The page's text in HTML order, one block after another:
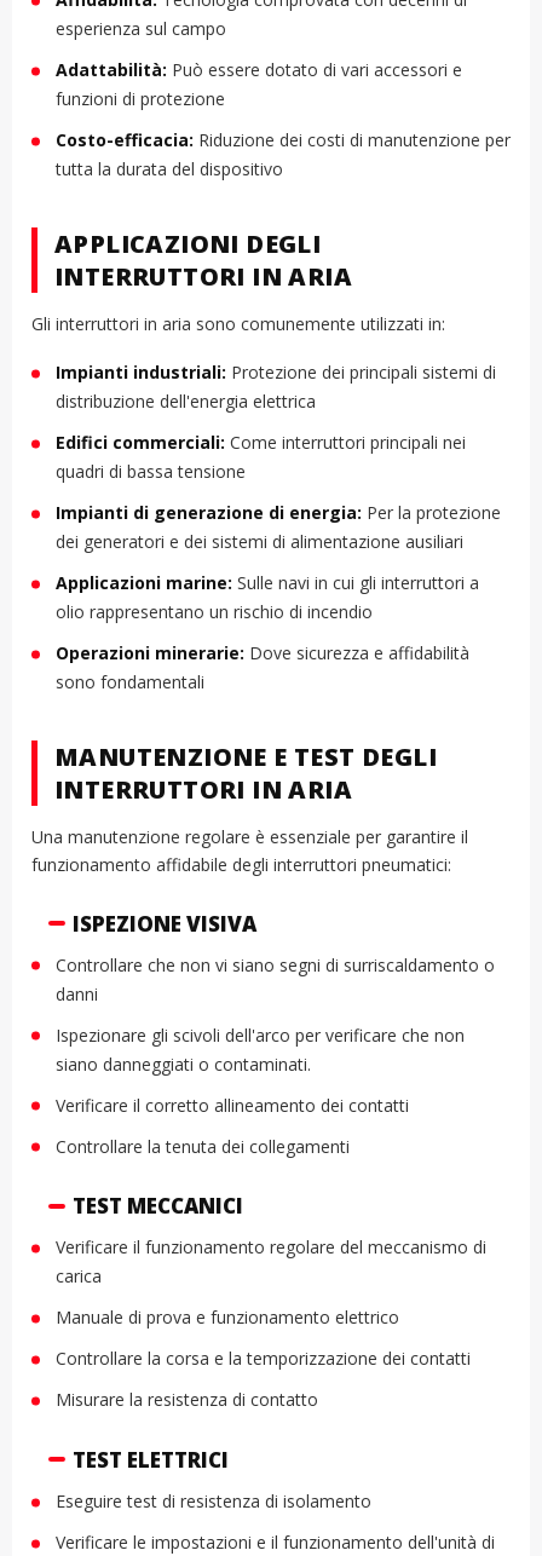
esperienza sul campo
Adattabilità: Può essere dotato di vari accessori e
funzioni di protezione
Costo-efficacia: Riduzione dei costi di manutenzione per
tutta la durata del dispositivo
APPLICAZIONI DEGLI
INTERRUTTORI IN ARIA
Gli interruttori in aria sono comunemente utilizzati in:
Impianti industriali: Protezione dei principali sistemi di
distribuzione dell'energia elettrica
Edifici commerciali: Come interruttori principali nei
quadri di bassa tensione
Impianti di generazione di energia: Per la protezione
dei generatori e dei sistemi di alimentazione ausiliari
Applicazioni marine: Sulle navi in cui gli interruttori a
olio rappresentano un rischio di incendio
Operazioni minerarie: Dove sicurezza e affidabilità
sono fondamentali
MANUTENZIONE E TEST DEGLI
INTERRUTTORI IN ARIA
Una manutenzione regolare è essenziale per garantire il
funzionamento affidabile degli interruttori pneumatici:
ISPEZIONE VISIVA
Controllare che non vi siano segni di surriscaldamento o
danni
Ispezionare gli scivoli dell'arco per verificare che non
siano danneggiati o contaminati.
Verificare il corretto allineamento dei contatti
Controllare la tenuta dei collegamenti
TEST MECCANICI
Verificare il funzionamento regolare del meccanismo di
carica
Manuale di prova e funzionamento elettrico
Controllare la corsa e la temporizzazione dei contatti
Misurare la resistenza di contatto
TEST ELETTRICI
Eseguire test di resistenza di isolamento
Verificare le impostazioni e il funzionamento dell'unità di